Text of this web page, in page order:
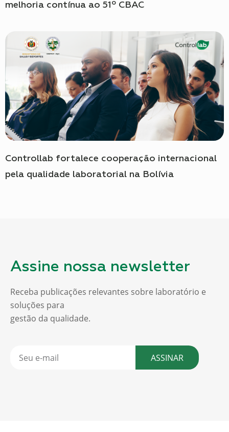
melhoria contínua ao 51º CBAC
Controllab fortalece cooperação internacional
pela qualidade laboratorial na Bolívia
Assine nossa newsletter
Receba publicações relevantes sobre laboratório e
soluções para
gestão da qualidade.
ASSINAR